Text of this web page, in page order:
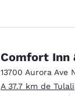
Comfort Inn
13700 Aurora Ave
A 37.7 km de